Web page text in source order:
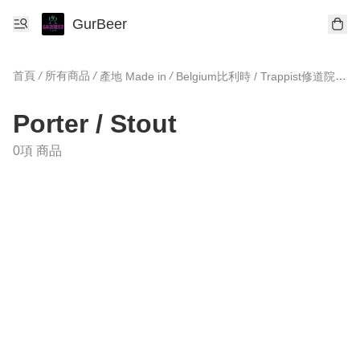
GurBeer
首頁 / 所有商品 / 產地 Made in / Belgium比利時 / Trappist修道院
Porter / Stout
0項 商品